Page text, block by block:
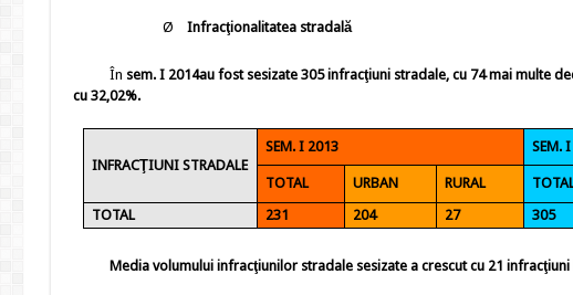
Ø Infracţionalitatea stradală
În sem. I 2014au fost sesizate 305 infracţiuni stradale, cu 74 mai multe
cu 32,02%.
INFRACŢIUNI STRADALE
SEM. I 2013 SEM.
TOTAL URBAN RURAL
TOTAL
231 204 27 305
Media volumului infracţiunilor stradale sesizate a crescut cu 21